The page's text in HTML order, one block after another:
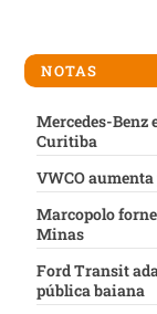
NOTAS
Mercedes-Benz
Curitiba
VWCO
Marcopolo
Minas
Ford Transit
pública baiana